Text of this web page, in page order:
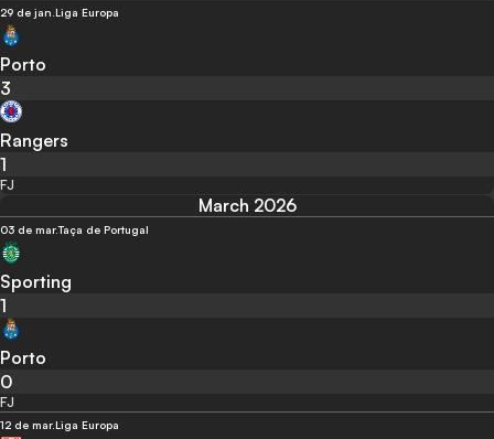
29 de jan.Liga Europa
Porto
3
Rangers
1
FJ
March 2026
03 de mar.Taça de Portugal
Sporting
1
Porto
0
FJ
12 de mar.Liga Europa